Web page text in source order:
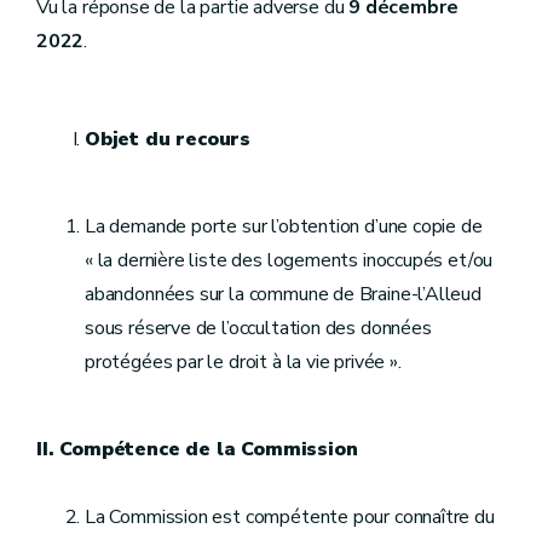
Vu la réponse de la partie adverse du 9 décembre
2022.
Objet du recours
La demande porte sur l’obtention d’une copie de
« la dernière liste des logements inoccupés et/ou
abandonnées sur la commune de Braine-l’Alleud
sous réserve de l’occultation des données
protégées par le droit à la vie privée ».
II. Compétence de la Commission
La Commission est compétente pour connaître du